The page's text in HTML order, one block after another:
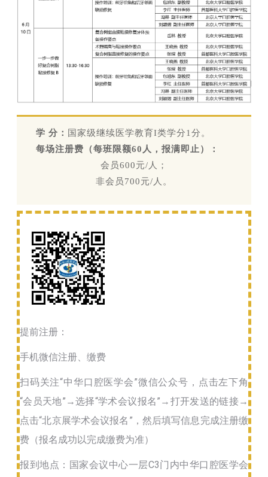
学 分：
国家级继续医学教育I类学分1分。
每场注册费（每班限额60人，报满即止）：
会员600元/人；
非会员700元/人。
提前注册：
手机微信注册、缴费
扫码关注“中华口腔医学会”微信公众号，点击左下角
“会员天地”→选择“学术会议报名”→打开发送的链接→
点击“北京展学术会议报名”，然后填写信息完成注册缴
费（报名成功以完成缴费为准）
报到地点：国家会议中心一层C3门内中华口腔医学会